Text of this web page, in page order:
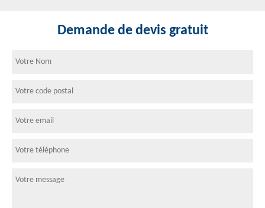
Demande de devis gratuit